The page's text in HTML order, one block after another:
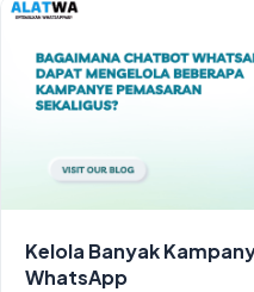
Kelola Banyak
WhatsApp